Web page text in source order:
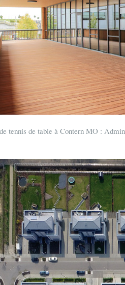
tennis de table à Contern MO :